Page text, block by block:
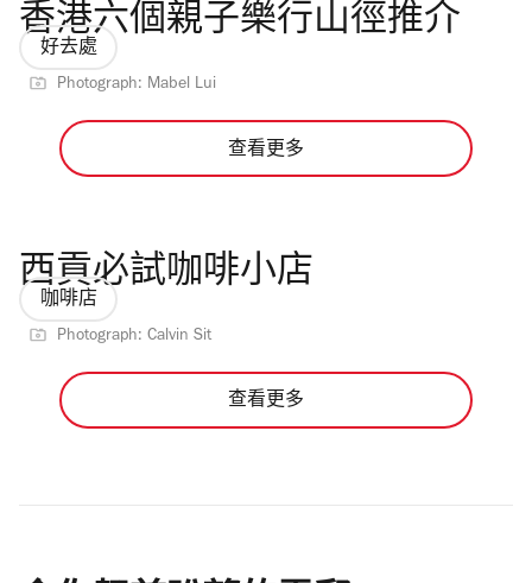
香港六個親子樂行山徑推介
好去處
Photograph: Mabel Lui
查看更多
西貢必試咖啡小店
咖啡店
Photograph: Calvin Sit
查看更多